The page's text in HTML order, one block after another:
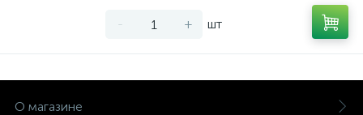
- + шт
О магазине